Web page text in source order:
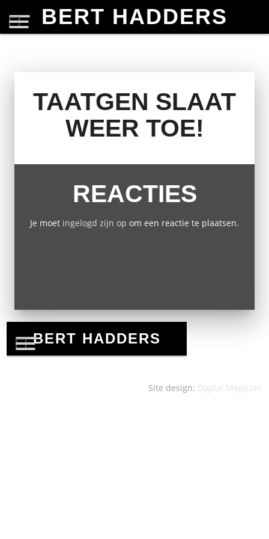
BERT HADDERS
TAATGEN SLAAT
WEER TOE!
REACTIES
Je moet ingelogd zijn op om een reactie te plaatsen.
Site design: Digital Magician